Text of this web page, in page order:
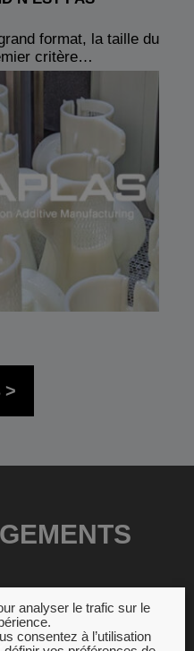
format, la taille du
critère…
analyser le trafic sur le
consentez à l’utilisation